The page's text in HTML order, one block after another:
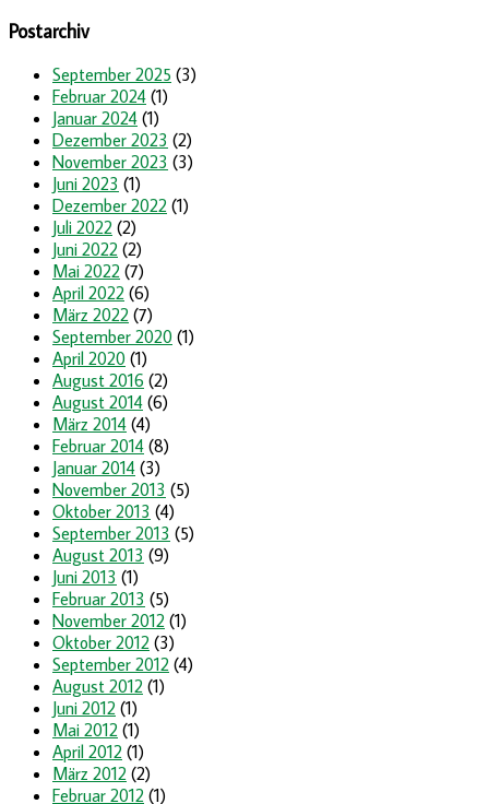
Postarchiv
September 2025 (3)
Februar 2024 (1)
Januar 2024 (1)
Dezember 2023 (2)
November 2023 (3)
Juni 2023 (1)
Dezember 2022 (1)
Juli 2022 (2)
Juni 2022 (2)
Mai 2022 (7)
April 2022 (6)
März 2022 (7)
September 2020 (1)
April 2020 (1)
August 2016 (2)
August 2014 (6)
März 2014 (4)
Februar 2014 (8)
Januar 2014 (3)
November 2013 (5)
Oktober 2013 (4)
September 2013 (5)
August 2013 (9)
Juni 2013 (1)
Februar 2013 (5)
November 2012 (1)
Oktober 2012 (3)
September 2012 (4)
August 2012 (1)
Juni 2012 (1)
Mai 2012 (1)
April 2012 (1)
März 2012 (2)
Februar 2012 (1)